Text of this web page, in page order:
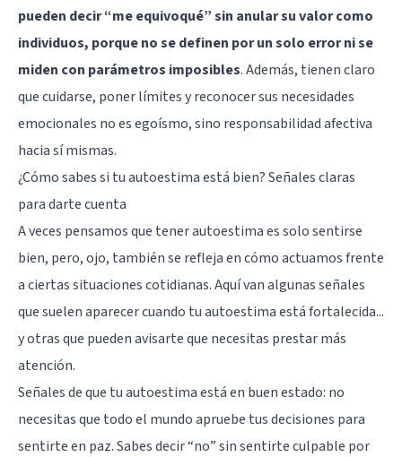
pueden decir “me equivoqué” sin anular su valor como
individuos, porque no se definen por un solo error ni se
miden con parámetros imposibles. Además, tienen claro
que cuidarse, poner límites y reconocer sus necesidades
emocionales no es egoísmo, sino responsabilidad afectiva
hacia sí mismas.
¿Cómo sabes si tu autoestima está bien? Señales claras
para darte cuenta
A veces pensamos que tener autoestima es solo sentirse
bien, pero, ojo, también se refleja en cómo actuamos frente
a ciertas situaciones cotidianas. Aquí van algunas señales
que suelen aparecer cuando tu autoestima está fortalecida...
y otras que pueden avisarte que necesitas prestar más
atención.
Señales de que tu autoestima está en buen estado: no
necesitas que todo el mundo apruebe tus decisiones para
sentirte en paz. Sabes decir “no” sin sentirte culpable por